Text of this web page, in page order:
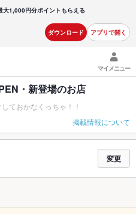
大1,000円分ポイントもらえる
ダウンロード アプリで開く
マイメニュー
・新登場のお店
ておかなくっちゃ！！
掲載情報について
変更